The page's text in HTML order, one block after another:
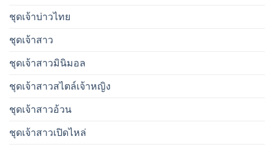
ชุดเจ้าบ่าวไทย
ชุดเจ้าสาว
ชุดเจ้าสาวมินิมอล
ชุดเจ้าสาวสไตล์เจ้าหญิง
ชุดเจ้าสาวอ้วน
ชุดเจ้าสาวเปิดไหล่